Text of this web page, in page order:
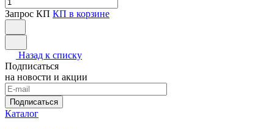
Запрос КП КП в корзине
Назад к списку
Подписаться
на новости и акции
Подписаться
Каталог